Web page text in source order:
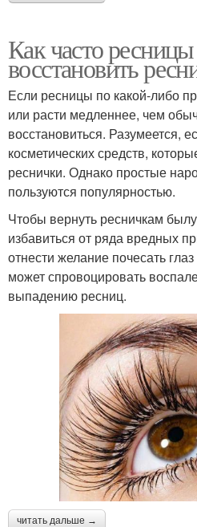
Как часто
восстановить
Если ресницы по какой-либо
или расти медленнее, чем
восстановиться. Разумеется,
косметических средств,
реснички. Однако простые
пользуются популярностью.
Чтобы вернуть ресничкам
избавиться от ряда вредных
отнести желание почесать
может спровоцировать
выпадению ресниц.
читать дальше →